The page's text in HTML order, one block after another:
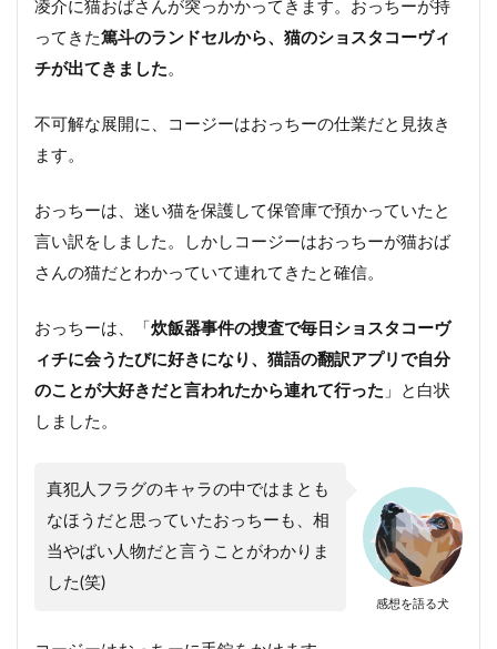
凌介に猫おばさんが突っかかってきます。おっちーが持
ってきた篤斗のランドセルから、猫のショスタコーヴィ
チが出てきました。
不可解な展開に、コージーはおっちーの仕業だと見抜き
ます。
おっちーは、迷い猫を保護して保管庫で預かっていたと
言い訳をしました。しかしコージーはおっちーが猫おば
さんの猫だとわかっていて連れてきたと確信。
おっちーは、「 炊飯器事件の捜査で毎日ショスタコーヴ
ィチに会うたびに好きになり、猫語の翻訳アプリで自分
のことが大好きだと言われたから連れて行った 」と白状
しました。
感想を語る犬
真犯人フラグのキャラの中ではまとも
なほうだと思っていたおっちーも、相
当やばい人物だと言うことがわかりま
した(笑)